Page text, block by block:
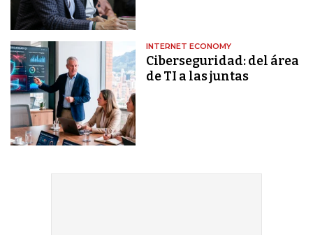
INTERNET ECONOMY
Ciberseguridad: del área
de TI a las juntas